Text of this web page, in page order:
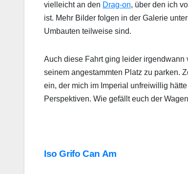
vielleicht an den Drag-on, über den ich
ist. Mehr Bilder folgen in der Galerie
Umbauten teilweise sind.
Auch diese Fahrt ging leider
seinem angestammten Platz zu parken.
ein, der mich im Imperial unfreiwillig
Perspektiven. Wie gefällt euch der
Beitragsnavigation
Iso Grifo Can Am